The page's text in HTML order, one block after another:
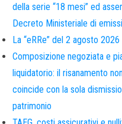
della serie “18 mesi” ed
Decreto Ministeriale di
La “eRRe” del 2 agosto 2026
Composizione negoziata e
liquidatorio: il risanamento
coincide con la sola
patrimonio